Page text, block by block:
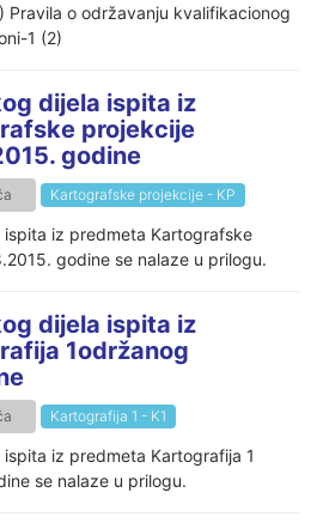
Pravila o održavanju kvalifikacionog
1 (2)
dijela ispita iz
projekcije
godine
Kartografske projekcije - KP
iz predmeta Kartografske
godine se nalaze u prilogu.
dijela ispita iz
1održanog
Kartografija 1 - K1
iz predmeta Kartografija 1
se nalaze u prilogu.